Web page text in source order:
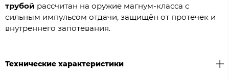
трубой рассчитан на оружие магнум-класса с
сильным импульсом отдачи, защищён от протечек и
внутреннего запотевания.
Технические характеристики